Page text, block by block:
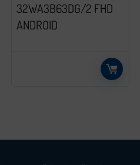
32WA3B63DG/2 FHD
ANDROID